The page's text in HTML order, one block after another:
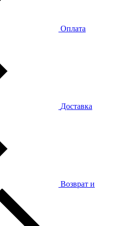
Оплата
Доставка
Возврат и